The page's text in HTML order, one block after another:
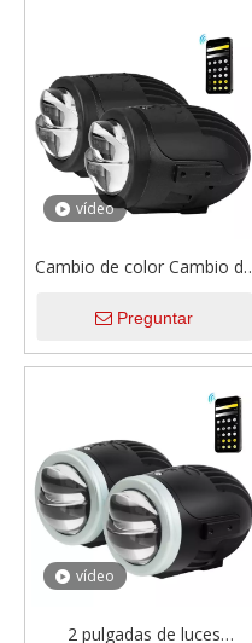
vídeo
Cambio de color Cambio de
niebla de lente BI de 2
pulgadas con control
Preguntar
vídeo
2 pulgadas de luces